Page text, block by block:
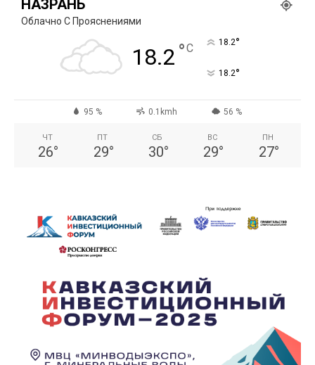
НАЗРАНЬ
Облачно С Прояснениями
18.2 °C 18.2°
18.2°
95 % 0.1kmh 56 %
ЧТ
26°
ПТ
29°
СБ
30°
ВС
29°
ПН
27°